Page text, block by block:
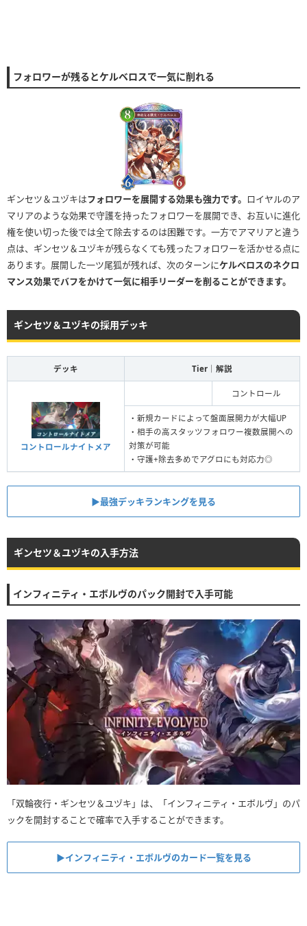
フォロワーが残るとケルベロスで一気に削れる
ギンセツ＆ユヅキはフォロワーを展開する効果も強力です。 ロイヤルのア
マリアのような効果で守護を持ったフォロワーを展開でき、お互いに進化
権を使い切った後では全て除去するのは困難です。一方でアマリアと違う
点は、ギンセツ＆ユヅキが残らなくても残ったフォロワーを活かせる点に
あります。展開した一ツ尾狐が残れば、次のターンにケルベロスのネクロ
マンス効果でバフをかけて一気に相手リーダーを削ることができます。
ギンセツ＆ユヅキの採用デッキ
デッキ Tier｜解説
コントロールナイトメア
コントロール
・新規カードによって盤面展開力が大幅UP
・相手の高スタッツフォロワー複数展開への
対策が可能
・守護+除去多めでアグロにも対応力◎
▶︎最強デッキランキングを見る
ギンセツ＆ユヅキの入手方法
インフィニティ・エボルヴのパック開封で入手可能
「双輪夜行・ギンセツ＆ユヅキ」は、「インフィニティ・エボルヴ」のパ
ックを開封することで確率で入手することができます。
▶︎インフィニティ・エボルヴのカード一覧を見る